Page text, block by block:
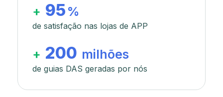
+ 95 %
de satisfação nas lojas de APP
+ 200 milhões
de guias DAS geradas por nós